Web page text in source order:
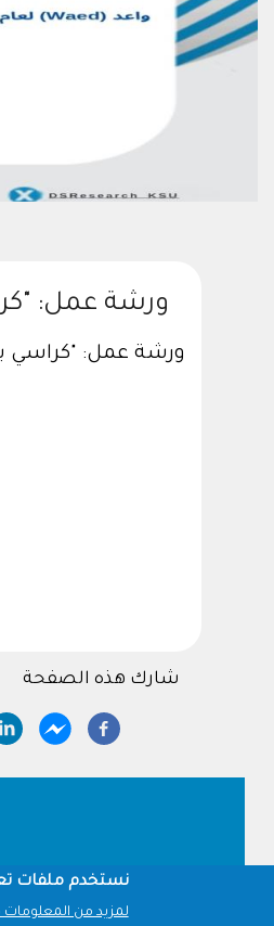
ورشة عمل:
ورشة عمل: "كراسي
شارك هذه الصفحة
Footerنستخدم ملفات
لمزيد من